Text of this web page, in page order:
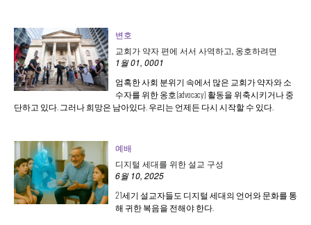
변호
교회가 약자 편에 서서 사역하고, 옹호하려면
1월 01, 0001
엄혹한 사회 분위기 속에서 많은 교회가 약자와 소
수자를 위한 옹호(advocacy) 활동을 위축시키거나 중
단하고 있다. 그러나 희망은 남아있다. 우리는 언제든 다시 시작할 수 있다.
예배
디지털 세대를 위한 설교 구성
6월 10, 2025
21세기 설교자들도 디지털 세대의 언어와 문화를 통
해 귀한 복음을 전해야 한다.